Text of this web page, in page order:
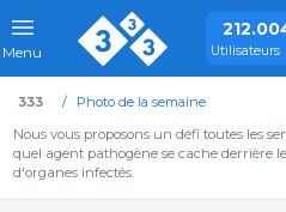
Menu Utilisateurs
333
Photo de la semaine
Nous vous proposons un défi toutes les
quel agent pathogène se cache derrière
d'organes infectés.